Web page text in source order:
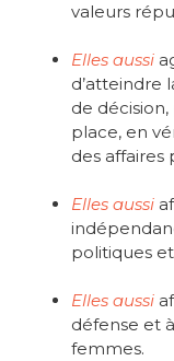
valeurs
Elles aussi
d’atteindre
de
place, en
des affaires
Elles aussi
politiques
Elles aussi
défense et
femmes.